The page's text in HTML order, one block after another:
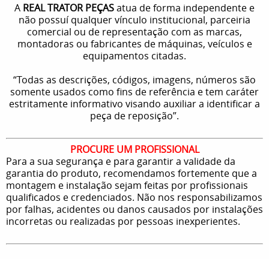
A REAL TRATOR PEÇASatua de forma independente e
não possuí qualquer vínculo institucional, parceiria
comercial ou de representação com as marcas,
montadoras ou fabricantes de máquinas, veículos e
equipamentos citadas.
“Todas as descrições, códigos, imagens, números são
somente usados como fins de referência e tem caráter
estritamente informativo visando auxiliar a identificar a
peça de reposição”.
PROCURE UM PROFISSIONAL
Para a sua segurança e para garantir a validade da
garantia do produto, recomendamos fortemente que a
montagem e instalação sejam feitas por profissionais
qualificados e credenciados. Não nos responsabilizamos
por falhas, acidentes ou danos causados por instalações
incorretas ou realizadas por pessoas inexperientes.